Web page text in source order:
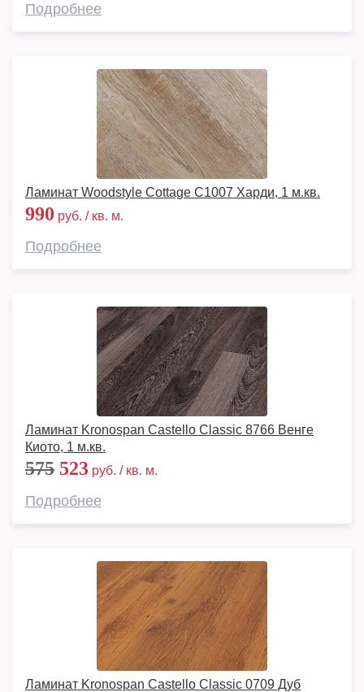
Подробнее
Ламинат Woodstyle Cottage C1007 Харди, 1 м.кв.
990 руб. / кв. м.
Подробнее
Ламинат Kronospan Castello Classic 8766 Венге
Киото, 1 м.кв.
575 523 руб. / кв. м.
Подробнее
Ламинат Kronospan Castello Classic 0709 Дуб